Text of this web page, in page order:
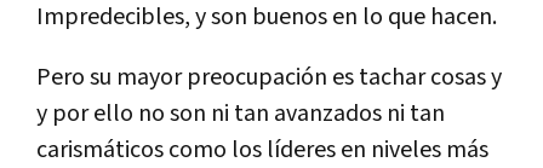
Impredecibles, y son buenos en lo que hacen.
Pero su mayor preocupación es tachar cosas y
y por ello no son ni tan avanzados ni tan
carismáticos como los líderes en niveles más